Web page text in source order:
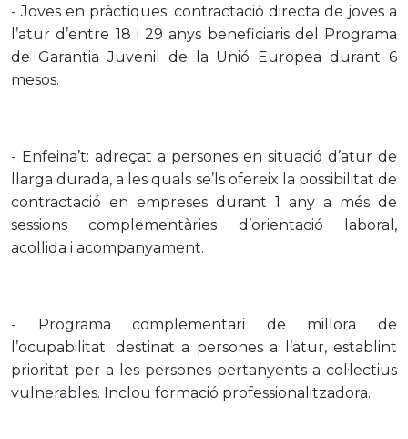
- Joves en pràctiques: contractació directa de joves a
l’atur d’entre 18 i 29 anys beneficiaris del Programa
de Garantia Juvenil de la Unió Europea durant 6
mesos.
- Enfeina’t: adreçat a persones en situació d’atur de
llarga durada, a les quals se’ls ofereix la possibilitat de
contractació en empreses durant 1 any a més de
sessions complementàries d’orientació laboral,
acollida i acompanyament.
- Programa complementari de millora de
l’ocupabilitat: destinat a persones a l’atur, establint
prioritat per a les persones pertanyents a col·lectius
vulnerables. Inclou formació professionalitzadora.